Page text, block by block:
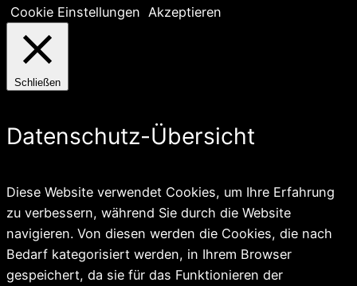
Cookie Einstellungen Akzeptieren
Schließen
Datenschutz-Übersicht
Diese Website verwendet Cookies, um Ihre Erfahrung
zu verbessern, während Sie durch die Website
navigieren. Von diesen werden die Cookies, die nach
Bedarf kategorisiert werden, in Ihrem Browser
gespeichert, da sie für das Funktionieren der